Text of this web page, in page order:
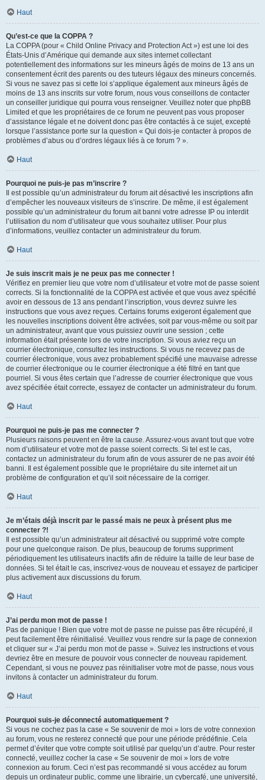
Haut
Qu’est-ce que la COPPA ?
La COPPA (pour « Child Online Privacy and Protection Act ») est une loi des
États-Unis d’Amérique qui demande aux sites internet collectant
potentiellement des informations sur les mineurs âgés de moins de 13 ans un
consentement écrit des parents ou des tuteurs légaux des mineurs concernés.
Si vous ne savez pas si cette loi s’applique également aux mineurs âgés de
moins de 13 ans inscrits sur votre forum, nous vous conseillons de contacter
un conseiller juridique qui pourra vous renseigner. Veuillez noter que phpBB
Limited et que les propriétaires de ce forum ne peuvent pas vous proposer
d’assistance légale et ne doivent donc pas être contactés à ce sujet, excepté
lorsque l’assistance porte sur la question « Qui dois-je contacter à propos de
problèmes d’abus ou d’ordres légaux liés à ce forum ? ».
Haut
Pourquoi ne puis-je pas m’inscrire ?
Il est possible qu’un administrateur du forum ait désactivé les inscriptions afin
d’empêcher les nouveaux visiteurs de s’inscrire. De même, il est également
possible qu’un administrateur du forum ait banni votre adresse IP ou interdit
l’utilisation du nom d’utilisateur que vous souhaitez utiliser. Pour plus
d’informations, veuillez contacter un administrateur du forum.
Haut
Je suis inscrit mais je ne peux pas me connecter !
Vérifiez en premier lieu que votre nom d’utilisateur et votre mot de passe soient
corrects. Si la fonctionnalité de la COPPA est activée et que vous avez spécifié
avoir en dessous de 13 ans pendant l’inscription, vous devrez suivre les
instructions que vous avez reçues. Certains forums exigeront également que
les nouvelles inscriptions doivent être activées, soit par vous-même ou soit par
un administrateur, avant que vous puissiez ouvrir une session ; cette
information était présente lors de votre inscription. Si vous aviez reçu un
courrier électronique, consultez les instructions. Si vous ne recevez pas de
courrier électronique, vous avez probablement spécifié une mauvaise adresse
de courrier électronique ou le courrier électronique a été filtré en tant que
pourriel. Si vous êtes certain que l’adresse de courrier électronique que vous
avez spécifiée était correcte, essayez de contacter un administrateur du forum.
Haut
Pourquoi ne puis-je pas me connecter ?
Plusieurs raisons peuvent en être la cause. Assurez-vous avant tout que votre
nom d’utilisateur et votre mot de passe soient corrects. Si tel est le cas,
contactez un administrateur du forum afin de vous assurer de ne pas avoir été
banni. Il est également possible que le propriétaire du site internet ait un
problème de configuration et qu’il soit nécessaire de la corriger.
Haut
Je m’étais déjà inscrit par le passé mais ne peux à présent plus me
connecter ?!
Il est possible qu’un administrateur ait désactivé ou supprimé votre compte
pour une quelconque raison. De plus, beaucoup de forums suppriment
périodiquement les utilisateurs inactifs afin de réduire la taille de leur base de
données. Si tel était le cas, inscrivez-vous de nouveau et essayez de participer
plus activement aux discussions du forum.
Haut
J’ai perdu mon mot de passe !
Pas de panique ! Bien que votre mot de passe ne puisse pas être récupéré, il
peut facilement être réinitialisé. Veuillez vous rendre sur la page de connexion
et cliquer sur « J’ai perdu mon mot de passe ». Suivez les instructions et vous
devriez être en mesure de pouvoir vous connecter de nouveau rapidement.
Cependant, si vous ne pouvez pas réinitialiser votre mot de passe, nous vous
invitons à contacter un administrateur du forum.
Haut
Pourquoi suis-je déconnecté automatiquement ?
Si vous ne cochez pas la case « Se souvenir de moi » lors de votre connexion
au forum, vous ne resterez connecté que pour une période prédéfinie. Cela
permet d’éviter que votre compte soit utilisé par quelqu’un d’autre. Pour rester
connecté, veuillez cocher la case « Se souvenir de moi » lors de votre
connexion au forum. Ceci n’est pas recommandé si vous accédez au forum
depuis un ordinateur public, comme une librairie, un cybercafé, une université,